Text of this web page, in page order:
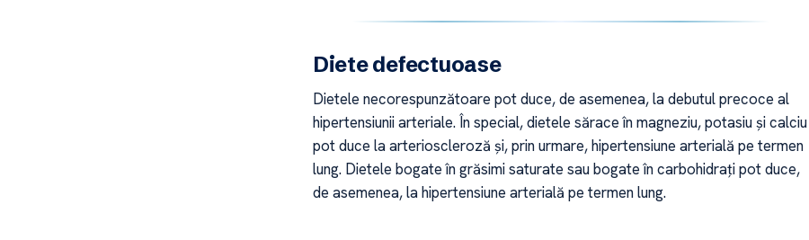
Diete defectuoase
Dietele necorespunzătoare pot duce, de asemenea, la debutul precoce al
hipertensiunii arteriale. În special, dietele sărace în magneziu, potasiu și calciu
pot duce la arterioscleroză și, prin urmare, hipertensiune arterială pe termen
lung. Dietele bogate în grăsimi saturate sau bogate în carbohidrați pot duce,
de asemenea, la hipertensiune arterială pe termen lung.